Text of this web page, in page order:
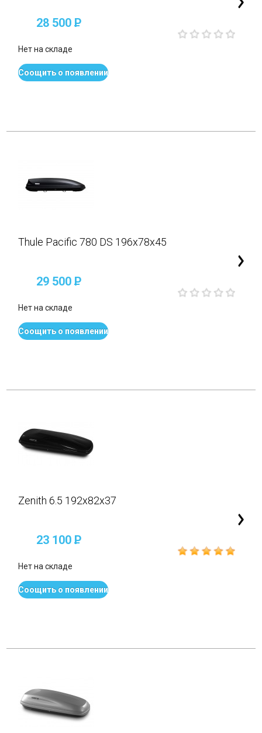
28 500 P
Нет на складе
Соощить о появлении
Thule Pacific 780 DS 196x78x45
29 500 P
Нет на складе
Соощить о появлении
Zenith 6.5 192x82x37
23 100 P
Нет на складе
Соощить о появлении